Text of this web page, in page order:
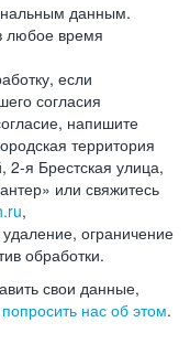
данным.
любое время
если
согласия
напишите
территория
2-я Брестская улица,
или свяжитесь
,
ограничение
обработки.
свои данные,
попросить нас об этом.